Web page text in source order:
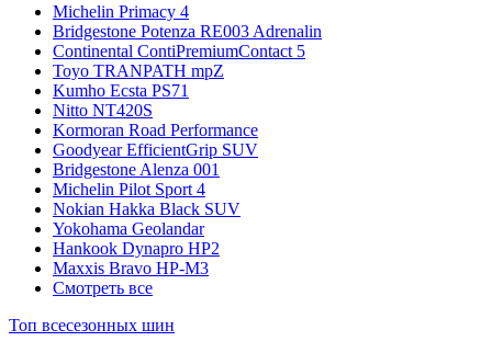
Michelin Primacy 4
Bridgestone Potenza RE003 Adrenalin
Continental ContiPremiumContact 5
Toyo TRANPATH mpZ
Kumho Ecsta PS71
Nitto NT420S
Kormoran Road Performance
Goodyear EfficientGrip SUV
Bridgestone Alenza 001
Michelin Pilot Sport 4
Nokian Hakka Black SUV
Yokohama Geolandar
Hankook Dynapro HP2
Maxxis Bravo HP-M3
Смотреть все
Топ всесезонных шин